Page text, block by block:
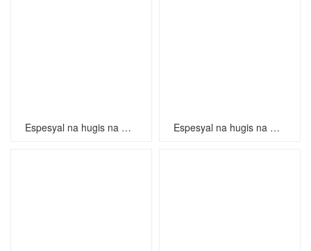
Espesyal na hugis na mga kuko Espesyal na hugis na mga kuko